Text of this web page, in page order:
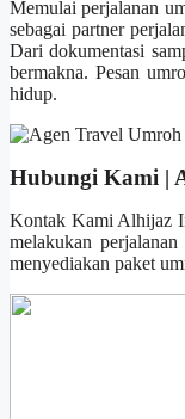
Memulai perjalanan
sebagai partner
Dari dokumentasi
bermakna. Pesan
hidup.
Hubungi Kami |
Kontak Kami Alhijaz
melakukan
menyediakan paket